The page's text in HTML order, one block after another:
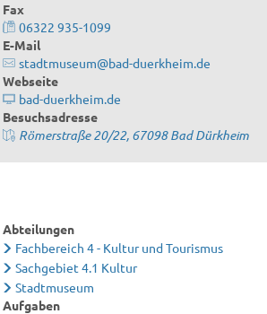
Fax
06322 935-1099
E-Mail
stadtmuseum@bad-duerkheim.de
Webseite
bad-duerkheim.de
Besuchsadresse
Römerstraße 20/22, 67098 Bad Dürkheim
Abteilungen
Fachbereich 4 - Kultur und Tourismus
Sachgebiet 4.1 Kultur
Stadtmuseum
Aufgaben